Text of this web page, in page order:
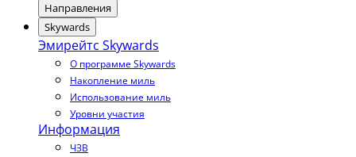
Направления
Skywards
Эмирейтс Skywards
О программе Skywards
Накопление миль
Использование миль
Уровни участия
Информация
ЧЗВ